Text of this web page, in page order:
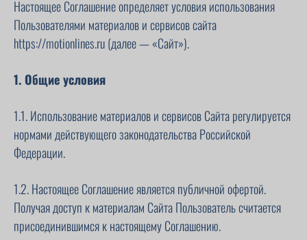
Настоящее Соглашение определяет условия использования
Пользователями материалов и сервисов сайта
https://motionlines.ru (далее — «Сайт»).
1. Общие условия
1.1. Использование материалов и сервисов Сайта регулируется
нормами действующего законодательства Российской
Федерации.
1.2. Настоящее Соглашение является публичной офертой.
Получая доступ к материалам Сайта Пользователь считается
присоединившимся к настоящему Соглашению.